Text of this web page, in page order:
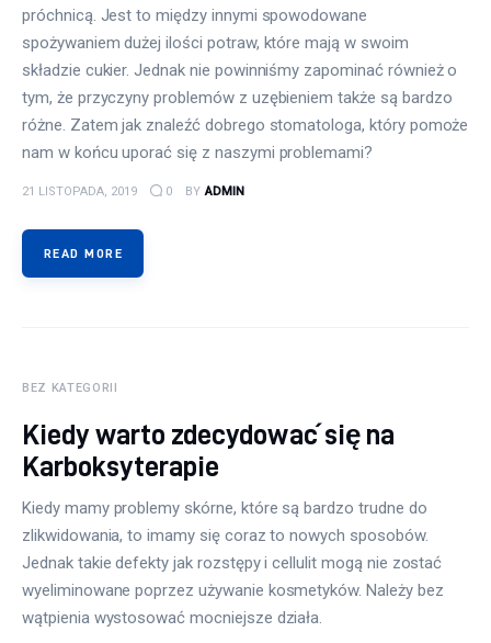
próchnicą. Jest to między innymi spowodowane
spożywaniem dużej ilości potraw, które mają w swoim
składzie cukier. Jednak nie powinniśmy zapominać również o
tym, że przyczyny problemów z uzębieniem także są bardzo
różne. Zatem jak znaleźć dobrego stomatologa, który pomoże
nam w końcu uporać się z naszymi problemami?
21 LISTOPADA, 2019 0 BY ADMIN
READ MORE
BEZ KATEGORII
Kiedy warto zdecydować się na
Karboksyterapie
Kiedy mamy problemy skórne, które są bardzo trudne do
zlikwidowania, to imamy się coraz to nowych sposobów.
Jednak takie defekty jak rozstępy i cellulit mogą nie zostać
wyeliminowane poprzez używanie kosmetyków. Należy bez
wątpienia wystosować mocniejsze działa.